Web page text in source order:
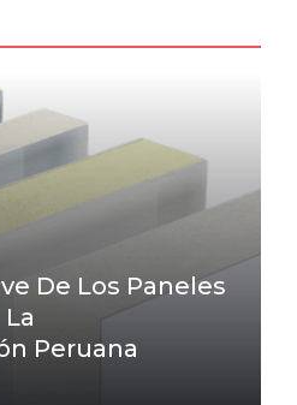
De Los Paneles
Peruana